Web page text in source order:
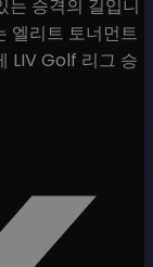
승격의 길입니
엘리트 토너먼트
LIV Golf 리그 승